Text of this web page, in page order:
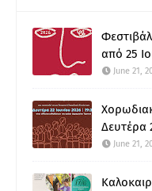
από 25
June 21,
Δευτέρα
June 21,